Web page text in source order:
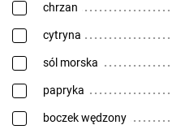
chrzan
cytryna
sól morska
papryka
boczek wędzony